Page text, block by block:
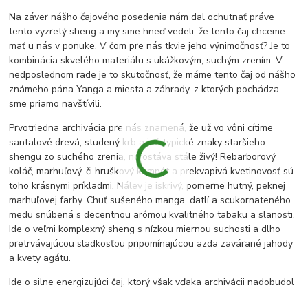
Na záver nášho čajového posedenia nám dal ochutnať práve
tento vyzretý sheng a my sme hneď vedeli, že tento čaj chceme
mať u nás v ponuke. V čom pre nás tkvie jeho výnimočnosť? Je to
kombinácia skvelého materiálu s ukážkovým, suchým zrením. V
nedposlednom rade je to skutočnosť, že máme tento čaj od nášho
známeho pána Yanga a miesta a záhrady, z ktorých pochádza
sme priamo navštívili.
Prvotriedna archivácia pre nás znamená, že už vo vôni cítime
santalové drevá, studený krb a iné typické znaky staršieho
shengu zo suchého zrenia, no ostáva stále živý! Rebarborový
koláč, marhuľový, či hruškový kompót a prekvapivá kvetinovosť sú
toho krásnymi príkladmi. Nálev je iskrivý, pomerne hutný, peknej
marhuľovej farby. Chuť sušeného manga, datlí a scukornateného
medu snúbená s decentnou arómou kvalitného tabaku a slanosti.
Ide o veľmi komplexný sheng s nízkou miernou suchosti a dlho
pretrvávajúcou sladkosťou pripomínajúcou azda zavárané jahody
a kvety agátu.
Ide o silne energizujúci čaj, ktorý však vďaka archivácii nadobudol